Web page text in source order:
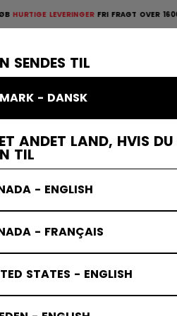
FRI FRAGT OVER 1600KR GRATIS RETUR
åbent køb
MÅLMAND
SENDES TIL
- DANSK
ANDET LAND, HVIS DU
TIL
- ENGLISH
- FRANÇAIS
STATES - ENGLISH